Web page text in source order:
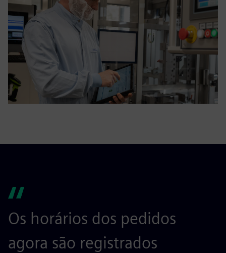
Os horários dos pedidos
agora são registrados